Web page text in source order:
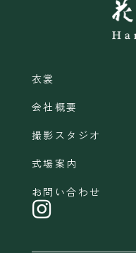
衣裳
会社概要
撮影スタジオ
式場案内
お問い合わせ